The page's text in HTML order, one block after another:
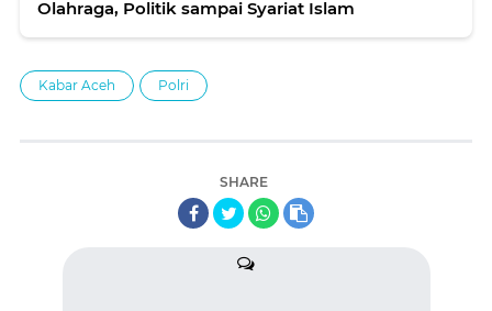
Olahraga, Politik sampai Syariat Islam
Kabar Aceh Polri
SHARE